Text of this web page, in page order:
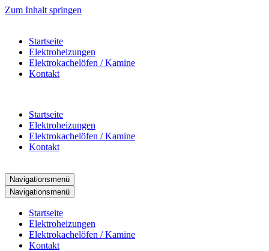
Zum Inhalt springen
Startseite
Elektroheizungen
Elektrokachelöfen / Kamine
Kontakt
Startseite
Elektroheizungen
Elektrokachelöfen / Kamine
Kontakt
Navigationsmenü
Navigationsmenü
Startseite
Elektroheizungen
Elektrokachelöfen / Kamine
Kontakt